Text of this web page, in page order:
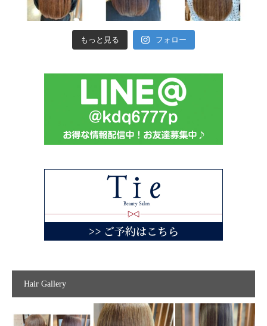
もっと見る フォロー
Hair Gallery